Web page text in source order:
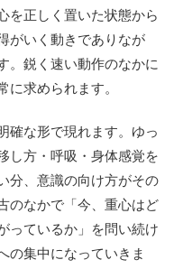
を正しく置いた状態から
がいく動きでありなが
。鋭く速い動作のなかに
に求められます。
確な形で現れます。ゆっ
し方・呼吸・身体感覚を
分、意識の向け方がその
のなかで「今、重心はど
っているか」を問い続け
の集中になっていきま